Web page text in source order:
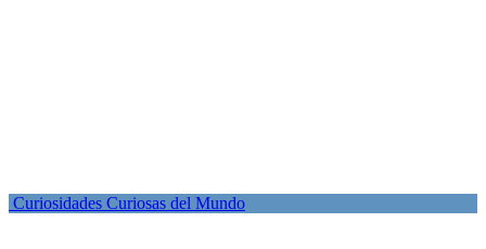
Curiosidades Curiosas del Mundo